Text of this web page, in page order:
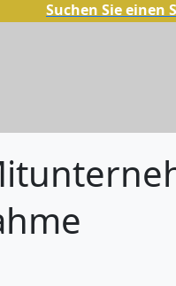
Suchen Sie einen